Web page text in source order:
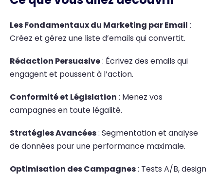
Les Fondamentaux du Marketing par Email :
Créez et gérez une liste d’emails qui convertit.
Rédaction Persuasive: Écrivez des emails qui
engagent et poussent à l’action.
Conformité et Législation : Menez vos
campagnes en toute légalité.
Stratégies Avancées: Segmentation et analyse
de données pour une performance maximale.
Optimisation des Campagnes: Tests A/B, design